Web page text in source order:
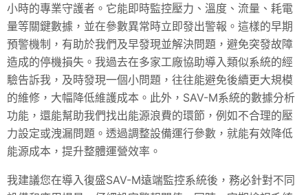
小時的專業守護者。它能即時監控壓力、溫度、流量、耗電
量等關鍵數據，並在參數異常時立即發出警報。這樣的早期
預警機制，有助於我們及早發現並解決問題，避免突發故障
造成的停機損失。我過去在多家工廠協助導入類似系統的經
驗告訴我，及時發現一個小問題，往往能避免後續更大規模
的維修，大幅降低維護成本。此外， SAV-M系統的數據分析
功能，還能幫助我們找出能源浪費的環節，例如不合理的壓
力設定或洩漏問題。透過調整設備運行參數，就能有效降低
能源成本，提升整體運營效率。
我建議您在導入復盛SAV-M遠端監控系統後，務必針對不同